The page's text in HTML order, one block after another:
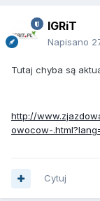
IGRiT
Napisano
Tutaj chyba są
http://
owocow-
Cytuj